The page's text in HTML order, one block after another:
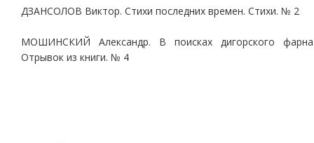
ДЗАНСОЛОВ Виктор. Стихи последних времен. Стихи. № 2
МОШИНСКИЙ Александр. В поисках дигорского
Отрывок из книги. № 4